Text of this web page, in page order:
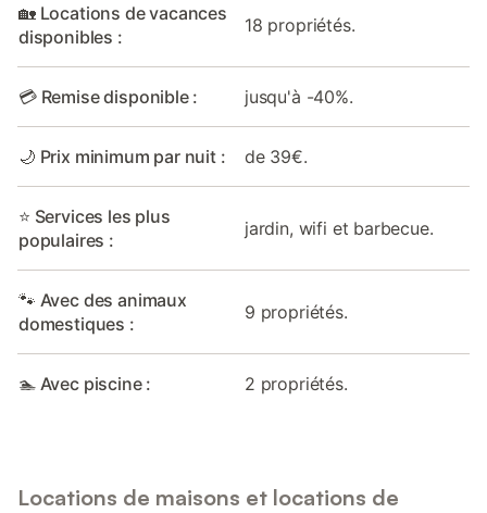
🏡 Locations de vacances
disponibles :
18 propriétés.
💳 Remise disponible : jusqu'à -40%.
🌙 Prix minimum par nuit : de 39€.
⭐ Services les plus
populaires :
jardin, wifi et barbecue.
🐾 Avec des animaux
domestiques :
9 propriétés.
🏊 Avec piscine : 2 propriétés.
Locations de maisons et locations de